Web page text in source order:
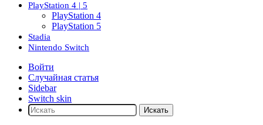
PlayStation 4 | 5
PlayStation 4
PlayStation 5
Stadia
Nintendo Switch
Войти
Случайная статья
Sidebar
Switch skin
Искать